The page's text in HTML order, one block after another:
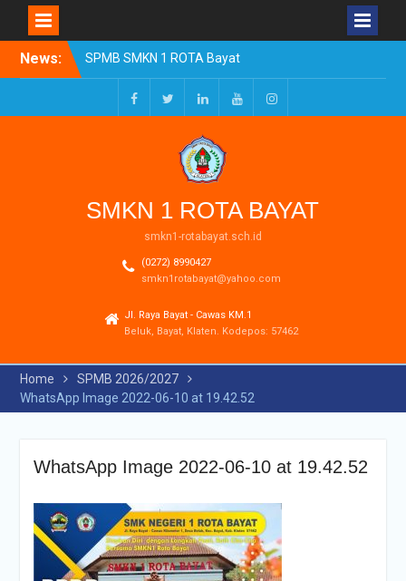
News:
SPMB SMKN 1 ROTA Bayat
Tahun Ajaran 2026/2027
Resmi Dibuka
Pengumuman Kelulusan
Tahun Ajaran 2025-2026
Realisasi Dana BOSP
Reguler Tahap 1 Tahun
FacebookTwitterLinkedInYoutubeInstagram
SMKN 1 ROTA BAYAT
smkn1-rotabayat.sch.id
(0272) 8990427
smkn1rotabayat@yahoo.com
Jl. Raya Bayat - Cawas KM.1
Beluk, Bayat, Klaten. Kodepos: 57462
Home
SPMB 2026/2027
WhatsApp Image 2022-06-10 at 19.42.52
WhatsApp Image 2022-06-10 at 19.42.52